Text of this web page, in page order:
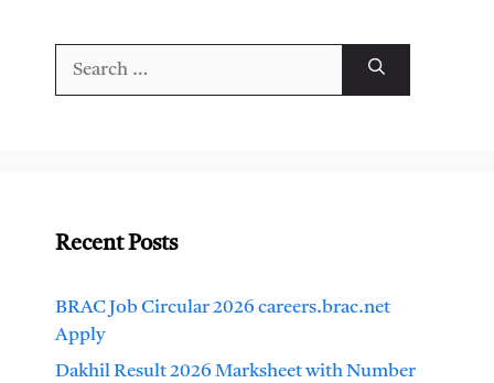
Recent Posts
BRAC Job Circular 2026 careers.brac.net
Apply
Dakhil Result 2026 Marksheet with Number